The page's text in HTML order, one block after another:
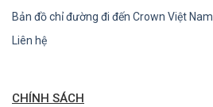
Bản đồ chỉ đường đi đến Crown Việt Nam
Liên hệ
CHÍNH SÁCH